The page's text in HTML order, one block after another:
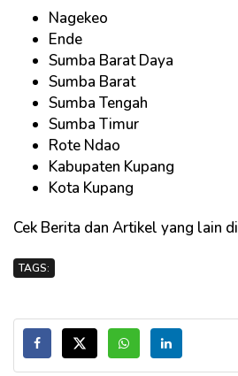
Nagekeo
Ende
Sumba Barat Daya
Sumba Barat
Sumba Tengah
Sumba Timur
Rote Ndao
Kabupaten Kupang
Kota Kupang
Cek Berita dan Artikel yang lain di
TAGS: